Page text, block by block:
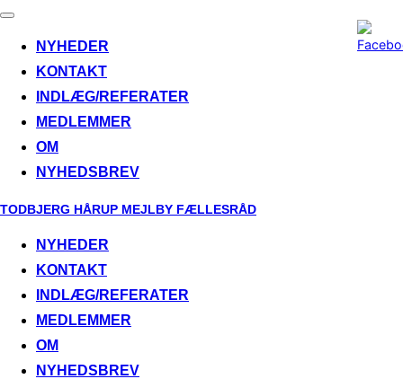
Toggle
NYHEDER
KONTAKT
INDLÆG/REFERATER
MEDLEMMER
OM
NYHEDSBREV
Skip
content
TODBJERG HÅRUP MEJLBY FÆLLESRÅD
NYHEDER
KONTAKT
INDLÆG/REFERATER
MEDLEMMER
OM
NYHEDSBREV